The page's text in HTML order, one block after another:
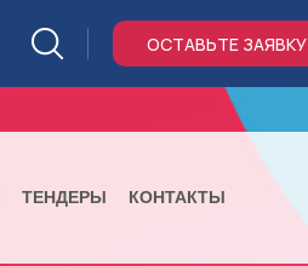
ОСТАВЬТЕ ЗАЯВКУ
ТЕНДЕРЫ КОНТАКТЫ